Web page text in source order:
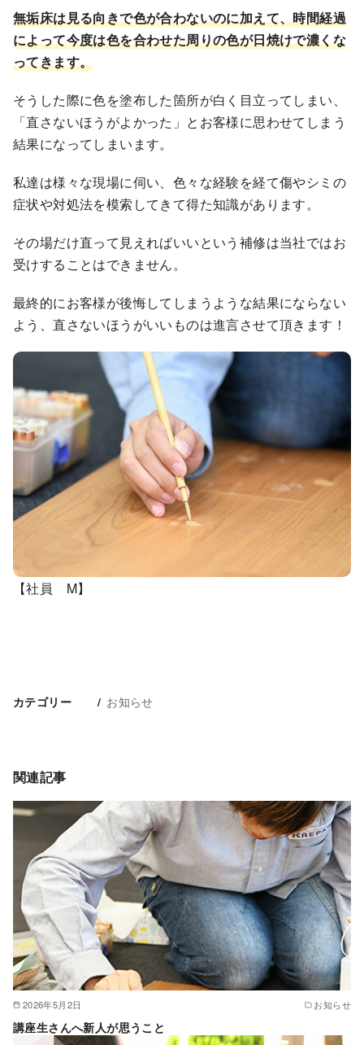
無垢床は見る向きで色が合わないのに加えて、時間経過
によって今度は色を合わせた周りの色が日焼けで濃くな
ってきます。
そうした際に色を塗布した箇所が白く目立ってしまい、
「直さないほうがよかった」とお客様に思わせてしまう
結果になってしまいます。
私達は様々な現場に伺い、色々な経験を経て傷やシミの
症状や対処法を模索してきて得た知識があります。
その場だけ直って見えればいいという補修は当社ではお
受けすることはできません。
最終的にお客様が後悔してしまうような結果にならない
よう、直さないほうがいいものは進言させて頂きます！
【社員 M】
カテゴリー お知らせ
関連記事
2026年5月2日 お知らせ
講座生さんへ新人が思うこと